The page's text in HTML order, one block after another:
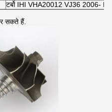
टर्बो IHI VHA20012 VJ36 2006-
सकते हैं.